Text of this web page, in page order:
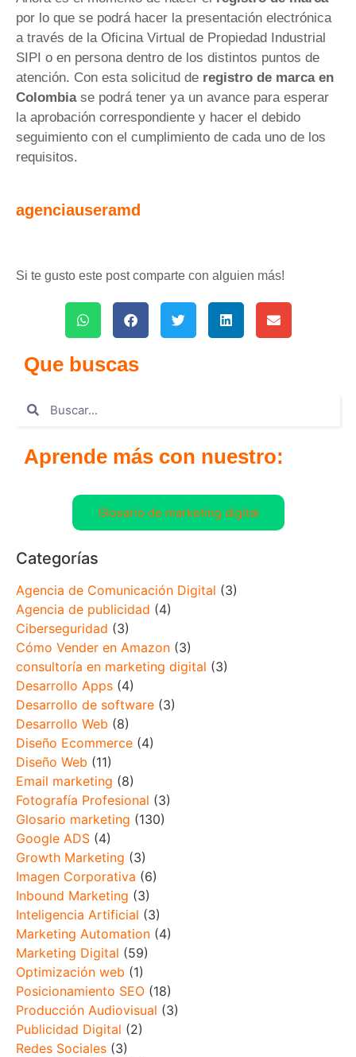
por lo que se podrá hacer la presentación electrónica
a través de la Oficina Virtual de Propiedad Industrial
SIPI o en persona dentro de los distintos puntos de
atención. Con esta solicitud de registro de marca en
Colombiase podrá tener ya un avance para esperar
la aprobación correspondiente y hacer el debido
seguimiento con el cumplimiento de cada uno de los
requisitos.
agenciauseramd
Si te gusto este post comparte con alguien más!
Que buscas
Aprende más con nuestro:
Glosario de marketing digital
Categorías
Agencia de Comunicación Digital (3)
Agencia de publicidad (4)
Ciberseguridad (3)
Cómo Vender en Amazon (3)
consultoría en marketing digital (3)
Desarrollo Apps (4)
Desarrollo de software (3)
Desarrollo Web (8)
Diseño Ecommerce (4)
Diseño Web (11)
Email marketing (8)
Fotografía Profesional (3)
Glosario marketing (130)
Google ADS (4)
Growth Marketing (3)
Imagen Corporativa (6)
Inbound Marketing (3)
Inteligencia Artificial (3)
Marketing Automation (4)
Marketing Digital (59)
Optimización web (1)
Posicionamiento SEO (18)
Producción Audiovisual (3)
Publicidad Digital (2)
Redes Sociales (3)